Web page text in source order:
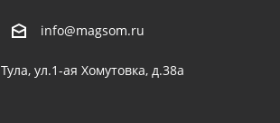
info@magsom.ru
Тула, ул.1-ая Хомутовка, д.38а